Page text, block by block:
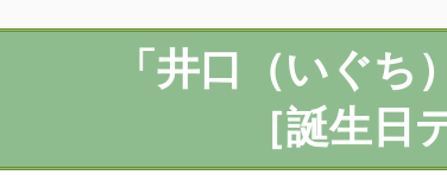
「井口（いぐち
［誕生日